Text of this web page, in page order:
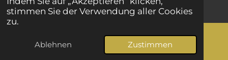
stimmen Sie der Verwendung aller Cookies
zu.
Ablehnen Zustimmen